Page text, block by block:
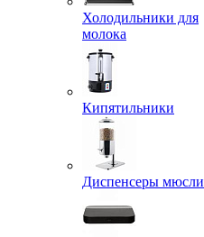
Холодильники для
молока
Кипятильники
Диспенсеры мюсли